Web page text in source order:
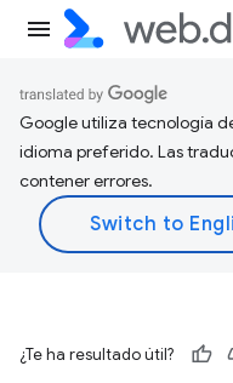
Google utiliza tecnología
idioma preferido. Las
contener errores.
¿Te ha resultado útil?